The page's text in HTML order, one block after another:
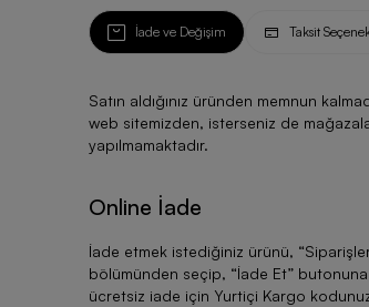
İade ve Değişim Taksit
Satın aldığınız üründen memnun
web sitemizden, isterseniz de
yapılmamaktadır.
Online İade
İade etmek istediğiniz ürünü, “
bölümünden seçip, “İade Et”
ücretsiz iade için Yurtiçi Kargo